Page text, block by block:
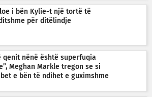
i bën Kylie-t një tortë të
për ditëlindje
qenit nënë është superfuqia
Meghan Markle tregon se si
e bën të ndihet e guximshme